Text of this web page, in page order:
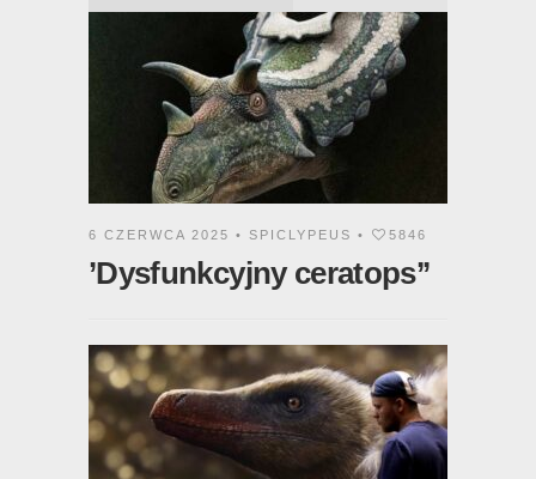
6 CZERWCA 2025 • SPICLYPEUS • 5846
’Dysfunkcyjny ceratops’’